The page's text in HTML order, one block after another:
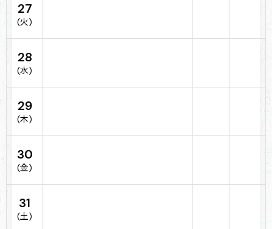
27
(火)
28
(水)
29
(木)
30
(金)
31
(土)